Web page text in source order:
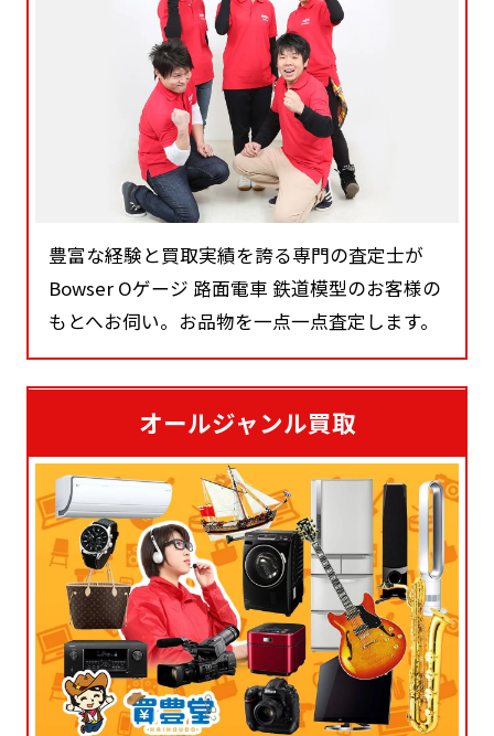
豊富な経験と買取実績を誇る専門の査定士が
Bowser Oゲージ 路面電車 鉄道模型のお客様の
もとへお伺い。お品物を一点一点査定します。
オールジャンル買取